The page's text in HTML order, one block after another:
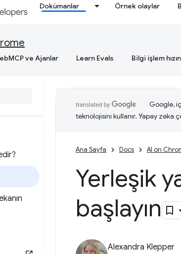
Dokümanlar Örnek olaylar
ve Ajanlar Learn Evals Bilgi işlem
Google,
teknolojisini kullanır. Yapay zeka
Ana Sayfa Docs AI on
Yerleşik
başlayın
Alexandra Klepper